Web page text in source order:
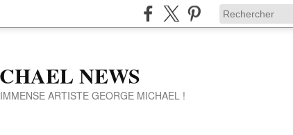
NEWS
ARTISTE GEORGE MICHAEL !